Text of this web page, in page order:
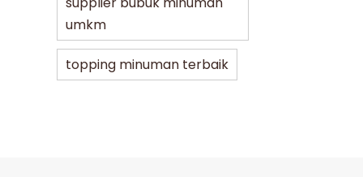
umkm
topping minuman terbaik